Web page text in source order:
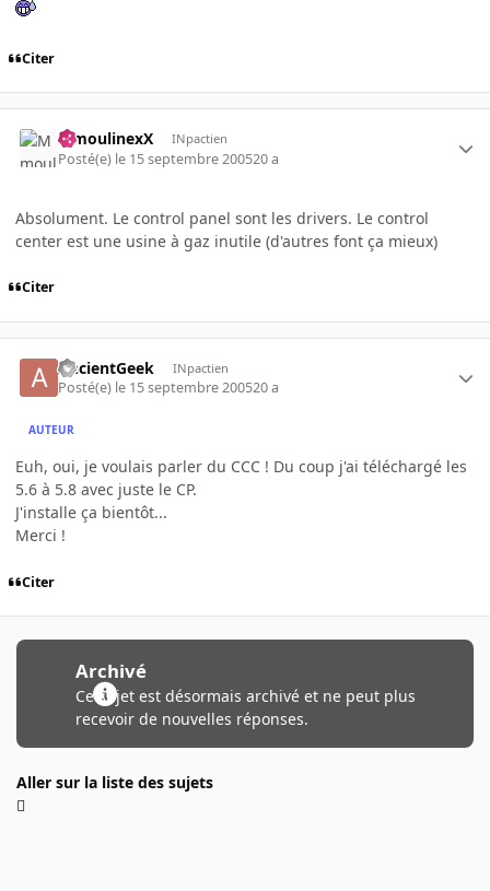
Citer
MmoulinexX INpactien
Posté(e) le 15 septembre 200520 a
Absolument. Le control panel sont les drivers. Le control
center est une usine à gaz inutile (d'autres font ça mieux)
Citer
AncientGeek INpactien
Posté(e) le 15 septembre 200520 a
AUTEUR
Euh, oui, je voulais parler du CCC ! Du coup j'ai téléchargé les
5.6 à 5.8 avec juste le CP.
J'installe ça bientôt...
Merci !
Citer
Archivé
Ce sujet est désormais archivé et ne peut plus
recevoir de nouvelles réponses.
Aller sur la liste des sujets